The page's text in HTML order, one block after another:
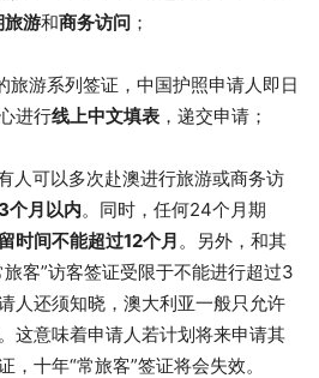
旅游和商务访问 ；
游系列签证，中国护照申请人即日
进行线上中文填表 ，递交申请；
人可以多次赴澳进行旅游或商务访
3个月以内。同时，任何24个月期
时间不能超过12个月 。另外，和其
客”访客签证受限于不能进行超过3
人还须知晓，澳大利亚一般只允许
这意味着申请人若计划将来申请其
十年“常旅客”签证将会失效。